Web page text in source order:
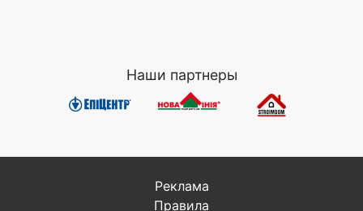
Наши партнеры
Реклама
Правила